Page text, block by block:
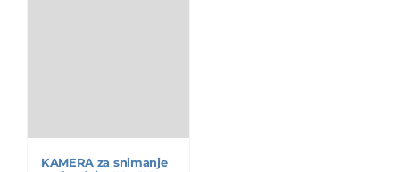
KAMERA za snimanje